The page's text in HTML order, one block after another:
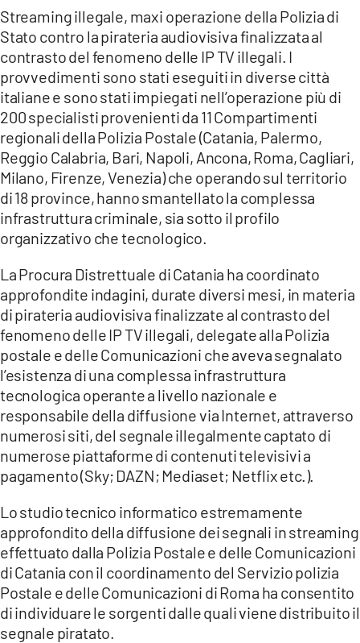
AMBIENTE
Streaming
LAC TV
LAC NETWORK
LAC ONAIR
LaC
Network
LACPLAY.IT
LACTV.IT
LACONAIR.IT
LACITYMAG.IT
ILREGGINO.IT
COSENZACHANNEL.IT
ILVIBONESE.IT
CATANZAROCHANNEL.IT
LACAPITALENEWS.IT
App
ANDROID
APPLE
Streaming illegale, maxi operazione della Polizia di
Stato contro la pirateria audiovisiva finalizzata al
contrasto del fenomeno delle IP TV illegali. I
provvedimenti sono stati eseguiti in diverse città
italiane e sono stati impiegati nell’operazione più di
200 specialisti provenienti da 11 Compartimenti
regionali della Polizia Postale (Catania, Palermo,
Reggio Calabria, Bari, Napoli, Ancona, Roma, Cagliari,
Milano, Firenze, Venezia) che operando sul territorio
di 18 province, hanno smantellato la complessa
infrastruttura criminale, sia sotto il profilo
organizzativo che tecnologico.
La Procura Distrettuale di Catania ha coordinato
approfondite indagini, durate diversi mesi, in materia
di pirateria audiovisiva finalizzate al contrasto del
fenomeno delle IP TV illegali, delegate alla Polizia
postale e delle Comunicazioni che aveva segnalato
l’esistenza di una complessa infrastruttura
tecnologica operante a livello nazionale e
responsabile della diffusione via Internet, attraverso
numerosi siti, del segnale illegalmente captato di
numerose piattaforme di contenuti televisivi a
pagamento (Sky; DAZN; Mediaset; Netflix etc.).
Lo studio tecnico informatico estremamente
approfondito della diffusione dei segnali in streaming
effettuato dalla Polizia Postale e delle Comunicazioni
di Catania con il coordinamento del Servizio polizia
Postale e delle Comunicazioni di Roma ha consentito
di individuare le sorgenti dalle quali viene distribuito il
segnale piratato.